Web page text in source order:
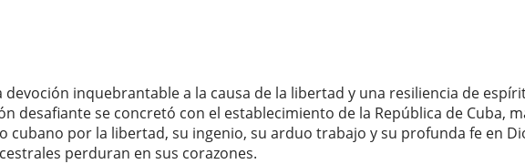
inquebrantable a la causa de la libertad y una resiliencia de
desafiante se concretó con el establecimiento de la República de Cuba,
por la libertad, su ingenio, su arduo trabajo y su profunda fe en
perduran en sus corazones.